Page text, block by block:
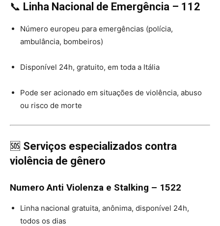
📞 Linha Nacional de Emergência – 112
Número europeu para emergências (polícia,
ambulância, bombeiros)
Disponível 24h, gratuito, em toda a Itália
Pode ser acionado em situações de violência, abuso
ou risco de morte
🆘 Serviços especializados contra
violência de gênero
Numero Anti Violenza e Stalking – 1522
Linha nacional gratuita, anônima, disponível 24h,
todos os dias